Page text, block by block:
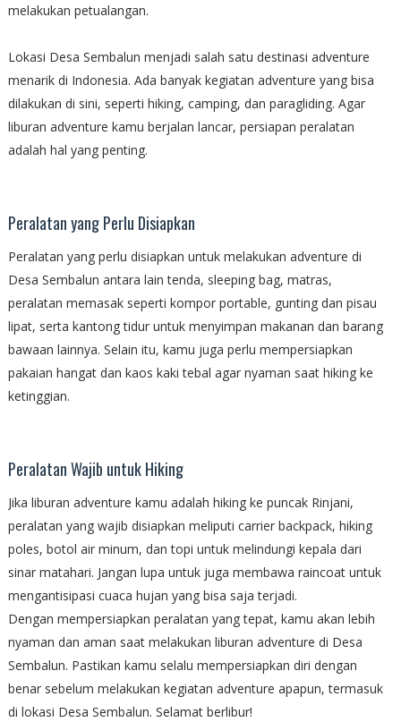
melakukan petualangan.
Lokasi Desa Sembalun menjadi salah satu destinasi adventure
menarik di Indonesia. Ada banyak kegiatan adventure yang bisa
dilakukan di sini, seperti hiking, camping, dan paragliding. Agar
liburan adventure kamu berjalan lancar, persiapan peralatan
adalah hal yang penting.
Peralatan yang Perlu Disiapkan
Peralatan yang perlu disiapkan untuk melakukan adventure di
Desa Sembalun antara lain tenda, sleeping bag, matras,
peralatan memasak seperti kompor portable, gunting dan pisau
lipat, serta kantong tidur untuk menyimpan makanan dan barang
bawaan lainnya. Selain itu, kamu juga perlu mempersiapkan
pakaian hangat dan kaos kaki tebal agar nyaman saat hiking ke
ketinggian.
Peralatan Wajib untuk Hiking
Jika liburan adventure kamu adalah hiking ke puncak Rinjani,
peralatan yang wajib disiapkan meliputi carrier backpack, hiking
poles, botol air minum, dan topi untuk melindungi kepala dari
sinar matahari. Jangan lupa untuk juga membawa raincoat untuk
mengantisipasi cuaca hujan yang bisa saja terjadi.
Dengan mempersiapkan peralatan yang tepat, kamu akan lebih
nyaman dan aman saat melakukan liburan adventure di Desa
Sembalun. Pastikan kamu selalu mempersiapkan diri dengan
benar sebelum melakukan kegiatan adventure apapun, termasuk
di lokasi Desa Sembalun. Selamat berlibur!